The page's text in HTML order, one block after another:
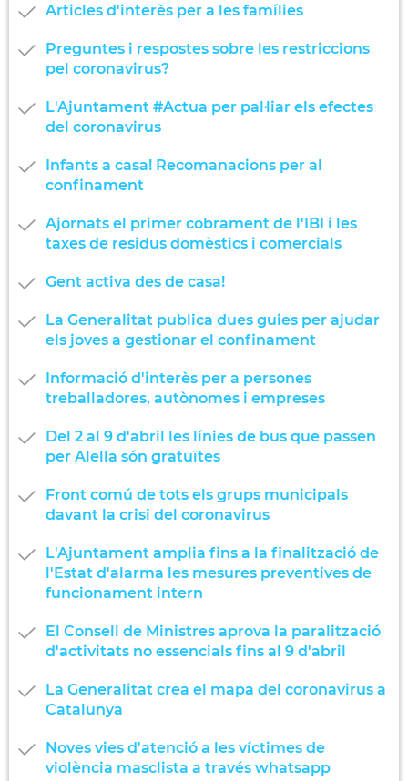
Articles d'interès per a les famílies
Preguntes i respostes sobre les restriccions
pel coronavirus?
L'Ajuntament #Actua per pal·liar els efectes
del coronavirus
Infants a casa! Recomanacions per al
confinament
Ajornats el primer cobrament de l'IBI i les
taxes de residus domèstics i comercials
Gent activa des de casa!
La Generalitat publica dues guies per ajudar
els joves a gestionar el confinament
Informació d'interès per a persones
treballadores, autònomes i empreses
Del 2 al 9 d'abril les línies de bus que passen
per Alella són gratuïtes
Front comú de tots els grups municipals
davant la crisi del coronavirus
L'Ajuntament amplia fins a la finalització de
l'Estat d'alarma les mesures preventives de
funcionament intern
El Consell de Ministres aprova la paralització
d'activitats no essencials fins al 9 d'abril
La Generalitat crea el mapa del coronavirus a
Catalunya
Noves vies d'atenció a les víctimes de
violència masclista a través whatsapp